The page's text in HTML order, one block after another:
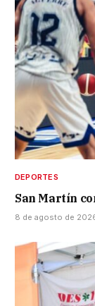
DEPORTES
San Martín
8 de agosto de